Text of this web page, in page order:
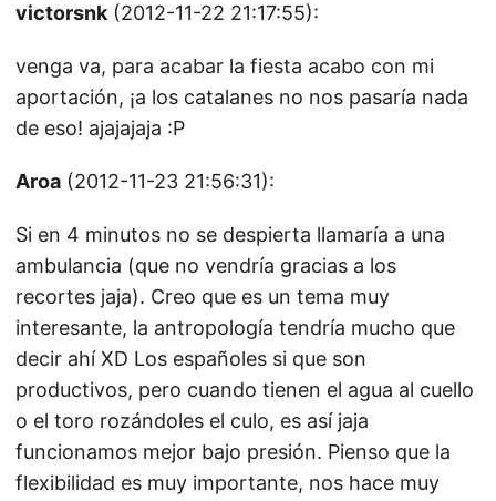
victorsnk(2012-11-22 21:17:55):
venga va, para acabar la fiesta acabo con mi
aportación, ¡a los catalanes no nos pasaría nada
de eso! ajajajaja :P
Aroa (2012-11-23 21:56:31):
Si en 4 minutos no se despierta llamaría a una
ambulancia (que no vendría gracias a los
recortes jaja). Creo que es un tema muy
interesante, la antropología tendría mucho que
decir ahí XD Los españoles si que son
productivos, pero cuando tienen el agua al cuello
o el toro rozándoles el culo, es así jaja
funcionamos mejor bajo presión. Pienso que la
flexibilidad es muy importante, nos hace muy